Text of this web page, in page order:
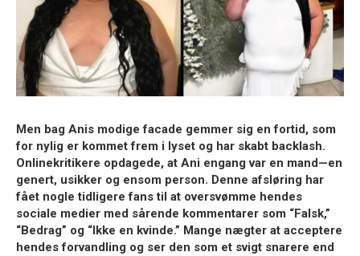
Men bag Anis modige facade gemmer sig en fortid, som
for nylig er kommet frem i lyset og har skabt backlash.
Onlinekritikere opdagede, at Ani engang var en mand—en
genert, usikker og ensom person. Denne afsløring har
fået nogle tidligere fans til at oversvømme hendes
sociale medier med sårende kommentarer som “Falsk,”
“Bedrag” og “Ikke en kvinde.” Mange nægter at acceptere
hendes forvandling og ser den som et svigt snarere end